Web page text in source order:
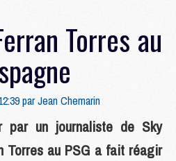
Torres au
parJean Chemarin
par un journaliste de Sky
Torres au PSG a fait réagir